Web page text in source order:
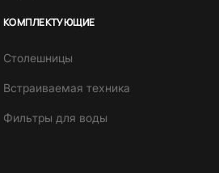
КОМПЛЕКТУЮЩИЕ
Столешницы
Встраиваемая техника
Фильтры для воды